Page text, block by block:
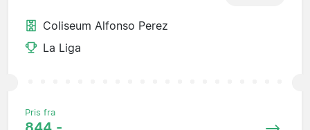
Coliseum Alfonso Perez
La Liga
Pris fra